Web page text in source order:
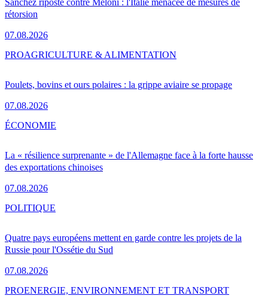
Sánchez riposte contre Meloni : l'Italie menacée de mesures de
rétorsion
07.08.2026
Poulets, bovins et ours polaires : la grippe aviaire se propage
07.08.2026
PROAGRICULTURE & ALIMENTATION
La « résilience surprenante » de l'Allemagne face à la forte hausse
des exportations chinoises
07.08.2026
ÉCONOMIE
Quatre pays européens mettent en garde contre les projets de la
Russie pour l'Ossétie du Sud
07.08.2026
POLITIQUE
PROENERGIE, ENVIRONNEMENT ET TRANSPORT